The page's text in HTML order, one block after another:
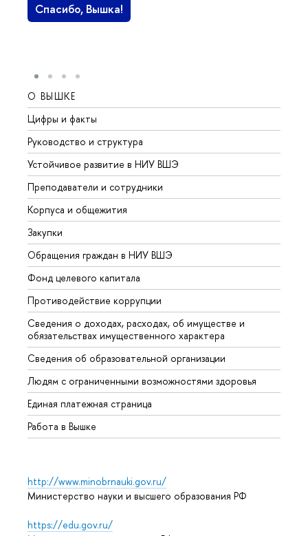
Спасибо, Вышка!
О ВЫШКЕ
Цифры и факты
Руководство и структура
Устойчивое развитие в НИУ ВШЭ
Преподаватели и сотрудники
Корпуса и общежития
Закупки
Обращения граждан в НИУ ВШЭ
Фонд целевого капитала
Противодействие коррупции
Сведения о доходах, расходах, об имуществе и
обязательствах имущественного характера
Сведения об образовательной организации
Людям с ограниченными возможностями здоровья
Единая платежная страница
Работа в Вышке
http://www.minobrnauki.gov.ru/
Министерство науки и высшего образования РФ
https://edu.gov.ru/